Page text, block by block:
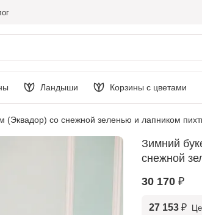
Ландыши Корзины с цветами
(Эквадор) со снежной зеленью и лапником
Зимний
снежной
30 170 ₽
27 153 ₽